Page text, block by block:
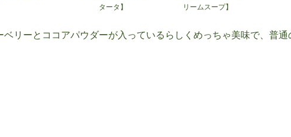
タータ】
リームスープ】
リーとココアパウダーが入っているらしくめっちゃ美味で、普通